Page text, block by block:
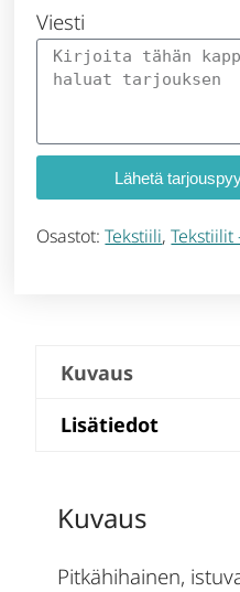
Viesti
Lähetä
Osastot:Tekstiili,Tekstiilit
Kuvaus
Lisätiedot
Kuvaus
Pitkähihainen,